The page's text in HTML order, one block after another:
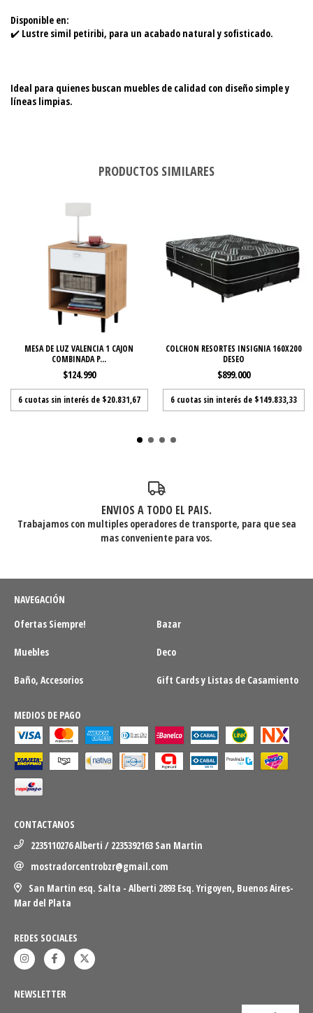
Disponible en:
✔️ Lustre simil petiribi, para un acabado natural y sofisticado.
Ideal para quienes buscan muebles de calidad con diseño simple y
líneas limpias.
PRODUCTOS SIMILARES
MESA DE LUZ VALENCIA 1 CAJON
COMBINADA P...
$124.990
6 cuotas sin interés de $20.831,67
COLCHON RESORTES INSIGNIA 160X200
DESEO
$899.000
6 cuotas sin interés de $149.833,33
ENVIOS A TODO EL PAIS.
Trabajamos con multiples operadores de transporte, para que sea
mas conveniente para vos.
NAVEGACIÓN
Ofertas Siempre!
Bazar
Muebles Deco
Baño, Accesorios Gift Cards y Listas de Casamiento
MEDIOS DE PAGO
CONTACTANOS
2235110276 Alberti / 2235392163 San Martin
mostradorcentrobzr@gmail.com
San Martin esq. Salta - Alberti 2893 Esq. Yrigoyen, Buenos Aires-
Mar del Plata
REDES SOCIALES
NEWSLETTER